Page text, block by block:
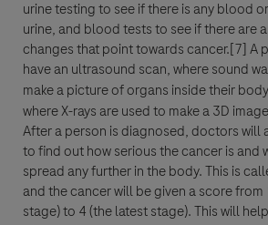
urine testing to see if there is any blood or
urine, and blood tests to see if there are
changes that point towardscancer.[7] A
have an ultrasound scan, where sound
make a picture of organs inside their
where X-rays are used to make a 3D
After a person is diagnosed, doctors will
to find out how serious thecanceris and
spread any further in the body. This is
and thecancerwill be given a score from
stage) to 4 (the latest stage). This will